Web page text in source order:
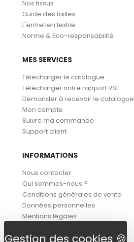
Nos tissus
Guide des tailles
L'entretien textile
Norme & Eco-responsabilité
MES SERVICES
Télécharger le catalogue
Télécharger notre rapport RSE
Demander à recevoir le catalogue
Mon compte
Suivre ma commande
Support client
INFORMATIONS
Nous contacter
Qui sommes-nous ?
Conditions générales de vente
Données personnelles
Mentions légales
SUIVEZ-NOUS !